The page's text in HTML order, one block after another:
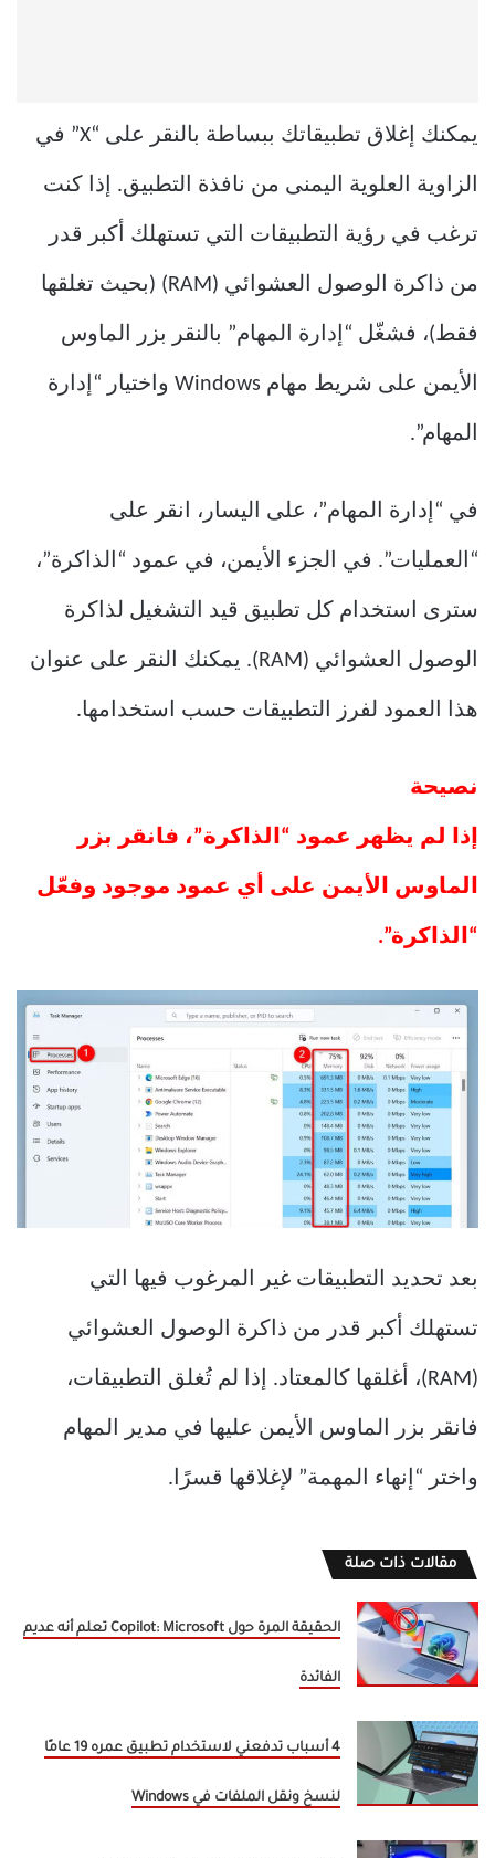
يمكنك إغلاق تطبيقاتك ببساطة بالنقر على “X” في
الزاوية العلوية اليمنى من نافذة التطبيق. إذا كنت
ترغب في رؤية التطبيقات التي تستهلك أكبر قدر
من ذاكرة الوصول العشوائي (RAM) (بحيث تغلقها
فقط)، فشغّل “إدارة المهام” بالنقر بزر الماوس
الأيمن على شريط مهام Windows واختيار “إدارة
المهام”.
في “إدارة المهام”، على اليسار، انقر على
“العمليات”. في الجزء الأيمن، في عمود “الذاكرة”،
سترى استخدام كل تطبيق قيد التشغيل لذاكرة
الوصول العشوائي (RAM). يمكنك النقر على عنوان
هذا العمود لفرز التطبيقات حسب استخدامها.
نصيحة
إذا لم يظهر عمود “الذاكرة”، فانقر بزر
الماوس الأيمن على أي عمود موجود وفعّل
“الذاكرة”.
بعد تحديد التطبيقات غير المرغوب فيها التي
تستهلك أكبر قدر من ذاكرة الوصول العشوائي
(RAM)، أغلقها كالمعتاد. إذا لم تُغلق التطبيقات،
فانقر بزر الماوس الأيمن عليها في مدير المهام
واختر “إنهاء المهمة” لإغلاقها قسرًا.
مقالات ذات صلة
الحقيقة المرة حول Copilot: Microsoft تعلم أنه عديم
الفائدة
4 أسباب تدفعني لاستخدام تطبيق عمره 19 عامًا
لنسخ ونقل الملفات في Windows